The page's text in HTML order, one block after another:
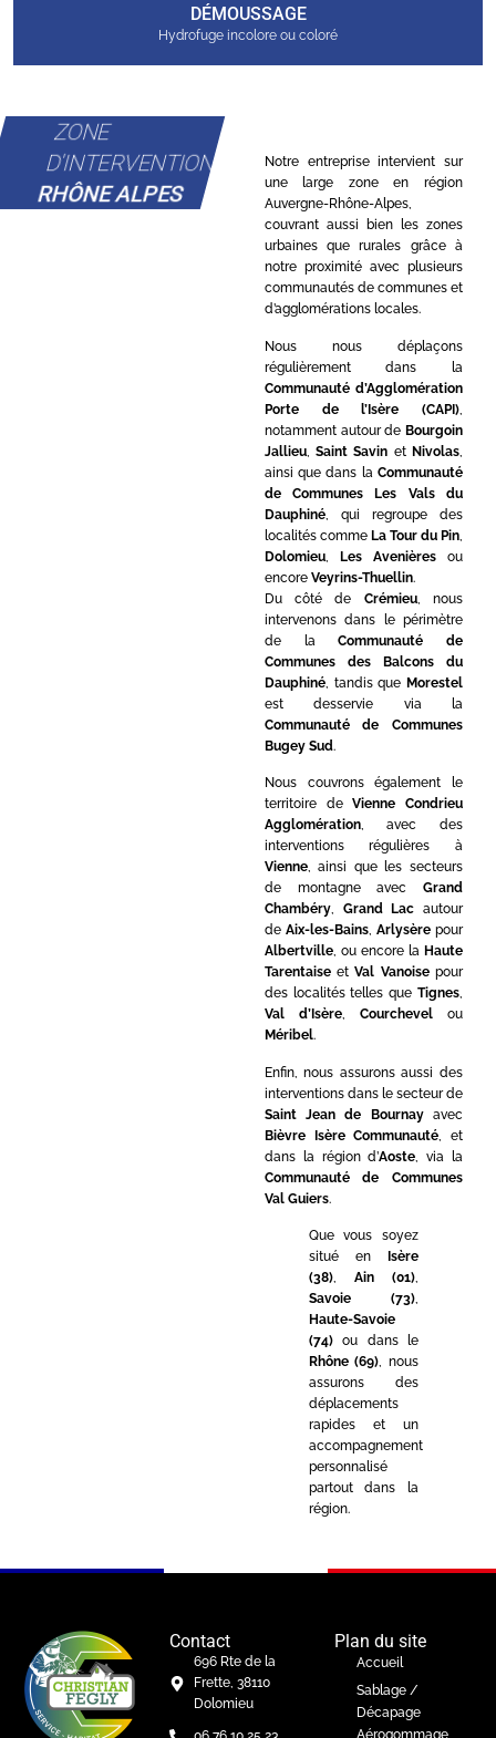
DÉMOUSSAGE
Hydrofuge incolore ou coloré
ZONE
D'INTERVENTION
RHÔNE ALPES
Notre entreprise intervient sur
une large zone en région
Auvergne-Rhône-Alpes,
couvrant aussi bien les zones
urbaines que rurales grâce à
notre proximité avec plusieurs
communautés de communes et
d’agglomérations locales.
Nous nous déplaçons
régulièrement dans la
Communauté d’Agglomération
Porte de l’Isère (CAPI)
notamment autour de Bourgoin
Jallieu,Saint Savin et Nivolas
ainsi que dans la Communauté
de Communes Les Vals du
Dauphiné, qui regroupe des
localités comme La Tour du Pin
Dolomieu, Les Avenièresou
encore Veyrins-Thuellin.
Du côté de Crémieu, nous
intervenons dans le périmètre
de laCommunauté de
Communes des Balcons du
Dauphiné, tandis que Morestel
est desservie via la
Communauté de Communes
Bugey Sud.
Nous couvrons également le
territoire deVienne Condrieu
Agglomération, avec des
interventions régulières à
Vienne, ainsi que les secteurs
de montagne avec Grand
Chambéry, Grand Lac autour
de Aix-les-Bains, Arlysèrepour
Albertville, ou encore la Haute
TarentaiseetVal Vanoisepour
des localités telles que Tignes,
Val d’Isère, Courchevelou
Méribel.
Enfin, nous assurons aussi des
interventions dans le secteur de
Saint Jean de Bournayavec
Bièvre Isère Communauté , et
dans la région d’Aoste , via la
Communauté de Communes
Val Guiers.
Que vous soyez
situé en
Isère
(38), Ain (01),
Savoie (73),
Haute-Savoie
(74)ou dans le
Rhône (69), nous
assurons des
déplacements
rapides et un
accompagnement
personnalisé
partout dans la
région.
Contact
696 Rte de la
Frette, 38110
Dolomieu
Plan du site
Accueil
Sablage /
Décapage